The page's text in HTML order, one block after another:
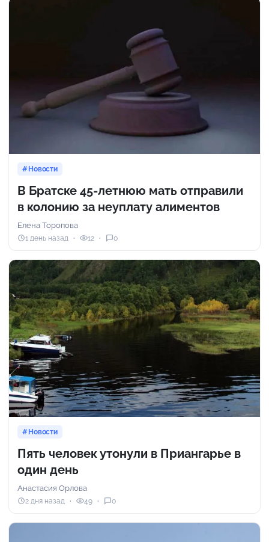
Новости
В Братске 45-летнюю мать отправили
в колонию за неуплату алиментов
Елена Торопова
1 день назад 12 0
Новости
Пять человек утонули в Приангарье в
один день
Анастасия Орлова
2 дня назад 49 0